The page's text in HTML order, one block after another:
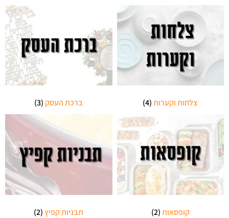
צלחות וקערות(4) ברכת העסק(3)
קופסאות(2) תבניות קפיץ(2)